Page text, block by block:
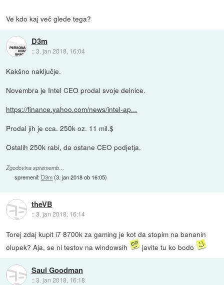
Ve kdo kaj več glede tega?
D3m
::3. jan 2018, 16:04
Kakšno naključje.
Novembra je Intel CEO prodal svoje delnice.
https://finance.yahoo.com/news/intel-ap...
Prodal jih je cca. 250k oz. 11 mil.$
Ostalih 250k rabi, da ostane CEO podjetja.
Zgodovina sprememb…
spremenil: D3m(3. jan 2018 ob 16:05)
theVB
::3. jan 2018, 16:14
Torej zdaj kupit i7 8700k za gaming je kot da stopim na bananin
olupek? Aja, se ni testov na windowsih
javite tu ko bodo
Saul Goodman
::3. jan 2018, 16:18